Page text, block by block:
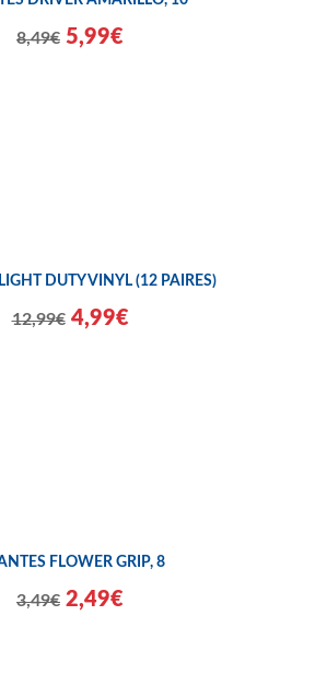
8,49€ 5,99€
DUTY VINYL (12 PAIRES)
12,99€ 4,99€
FLOWER GRIP, 8
3,49€ 2,49€